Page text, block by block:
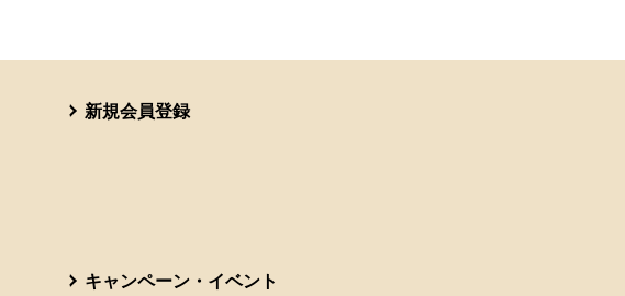
新規会員登録
キャンペーン・イベント